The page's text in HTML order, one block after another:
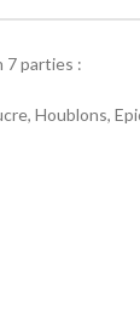
7 parties :
Houblons,